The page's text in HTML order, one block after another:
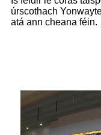
úrscothach
atá ann cheana féin.